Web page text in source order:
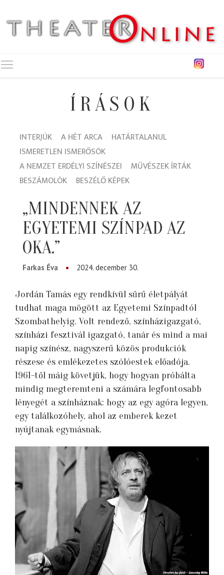
ÍRÁSOK
INTERJÚK A HÉT ARCA
HATÁRTALANUL
ISMERETLEN ISMERŐSÖK
A NEMZET ERDÉLYI SZÍNÉSZEI
MŰVÉSZEK ÍRTÁK
BESZÁMOLÓK
BESZÉLŐ KÉPEK
„MINDENNEK AZ
EGYETEMI SZÍNPAD AZ
OKA.”
Farkas Éva 2024. december 30.
Jordán Tamás egy rendkívül sűrű életpályát
tudhat maga mögött az Egyetemi Színpadtól
Szombathelyig. Volt rendező, színházigazgató,
színházi fesztivál igazgató, tanár és mind a mai
napig színész, nagyszerű közös produkciók
részese és emlékezetes szólóestek előadója.
1961-től máig követjük, hogy hogyan próbálta
mindig megteremteni a számára legfontosabb
lényegét a színháznak: hogy az egy agóra legyen,
egy találkozóhely, ahol az emberek kezet
nyújtanak egymásnak.